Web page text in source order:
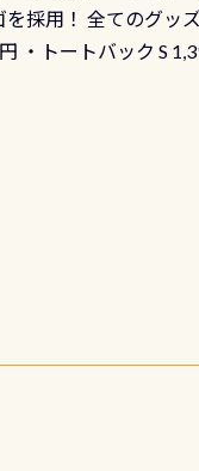
採用！ 全てのグ
・トートバック S